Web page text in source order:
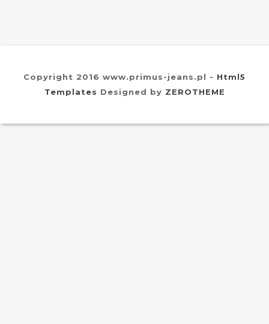
Copyright 2016 www.primus-jeans.pl - Html5
Templates Designed by ZEROTHEME